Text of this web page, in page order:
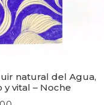
natural del Agua,
vital – Noche